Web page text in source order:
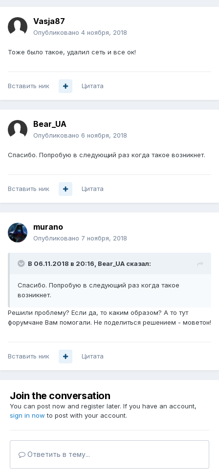
Vasja87
Опубликовано 4 ноября, 2018
Тоже было такое, удалил сеть и все ок!
Вставить ник Цитата
Bear_UA
Опубликовано 6 ноября, 2018
Спасибо. Попробую в следующий раз когда такое возникнет.
Вставить ник Цитата
murano
Опубликовано 7 ноября, 2018
В 06.11.2018 в 20:16, Bear_UA сказал:
Спасибо. Попробую в следующий раз когда такое
возникнет.
Решили проблему? Если да, то каким образом? А то тут
форумчане Вам помогали. Не поделиться решением - моветон!
Вставить ник Цитата
Join the conversation
You can post now and register later. If you have an account,
sign in now to post with your account.
Ответить в тему...